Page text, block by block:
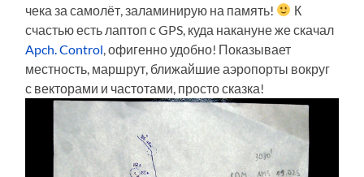
чека за самолёт, заламинирую на память!
К
счастью есть лаптоп с GPS, куда накануне же скачал
Apch. Control , офигенно удобно! Показывает
местность, маршрут, ближайшие аэропорты вокруг
с векторами и частотами, просто сказка!